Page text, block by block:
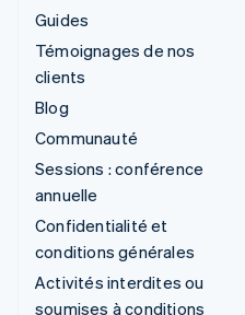
Guides
Témoignages de nos
clients
Blog
Communauté
Sessions : conférence
annuelle
Confidentialité et
conditions générales
Activités interdites ou
soumises à conditions